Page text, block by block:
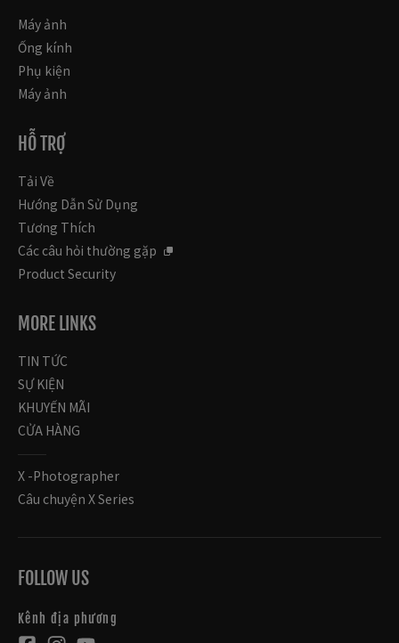
Máy ảnh
Ống kính
Phụ kiện
Máy ảnh
HỖ TRỢ
Tải Về
Hướng Dẫn Sử Dụng
Tương Thích
Các câu hỏi thường gặp
Product Security
MORE LINKS
TIN TỨC
SỰ KIỆN
KHUYẾN MÃI
CỬA HÀNG
X -Photographer
Câu chuyện X Series
FOLLOW US
Kênh địa phương